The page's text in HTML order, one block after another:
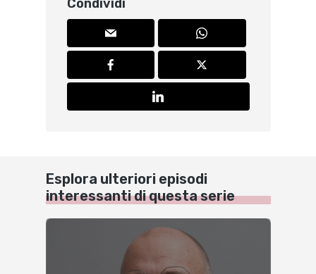
Condividi
Esplora ulteriori episodi
interessanti di questa serie